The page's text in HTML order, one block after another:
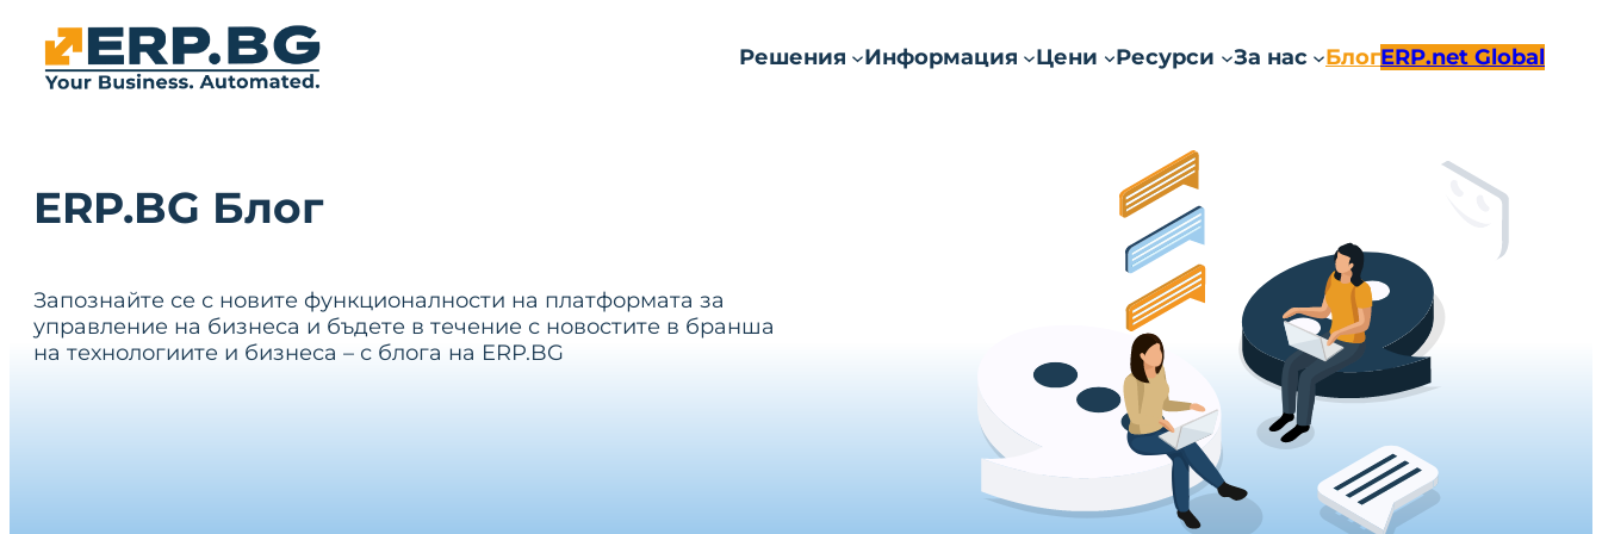
Решения Информация Цени Ресурси За нас БлогERP.net Global
ERP.BG Блог
Запознайте се с новите функционалности на платформата за
управление на бизнеса и бъдете в течение с новостите в бранша
на технологиите и бизнеса – с блога на ERP.BG